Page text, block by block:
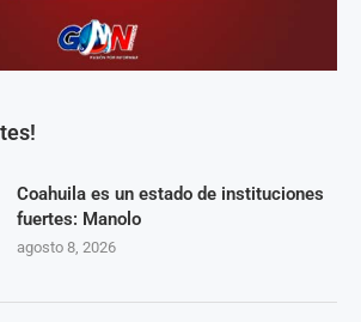
Coahuila es un estado de instituciones
fuertes: Manolo
agosto 8, 2026